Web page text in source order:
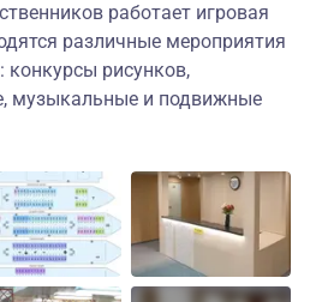
работает игровая
различные мероприятия
рисунков,
музыкальные и подвижные